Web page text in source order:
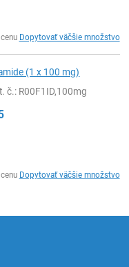
Dopytovať väčšie množstvo
(1 x 100 mg)
č.: R00F1ID,100mg
Dopytovať väčšie množstvo